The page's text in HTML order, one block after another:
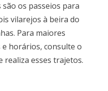
são os passeios para
vilarejos à beira do
Para maiores
horários, consulte o
realiza esses trajetos.